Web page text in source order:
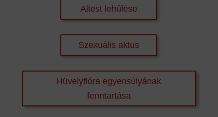
Altest lehűlése
Szexuális aktus
Hüvelyflóra egyensúlyának
fenntartása